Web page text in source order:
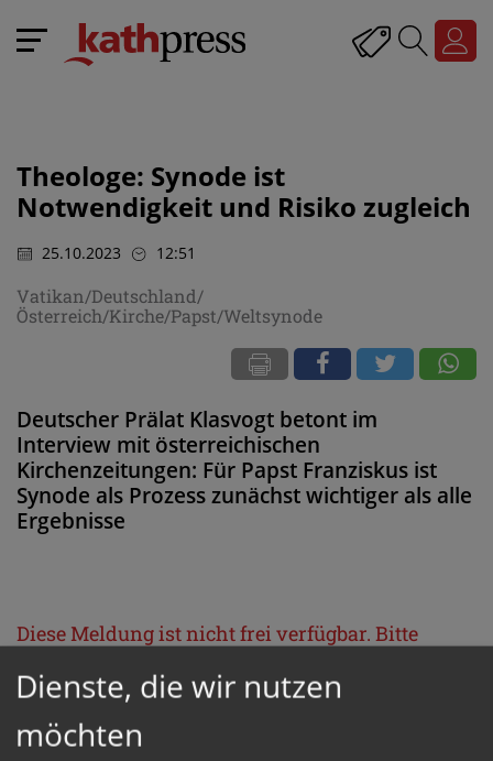
Theologe: Synode ist
Notwendigkeit und Risiko zugleich
25.10.2023 12:51
Vatikan/Deutschland/
Österreich/Kirche/Papst/Weltsynode
Deutscher Prälat Klasvogt betont im
Interview mit österreichischen
Kirchenzeitungen: Für Papst Franziskus ist
Synode als Prozess zunächst wichtiger als alle
Ergebnisse
Diese Meldung ist nicht frei verfügbar. Bitte
ProduktKathpress_online.
Dienste, die wir nutzen
möchten